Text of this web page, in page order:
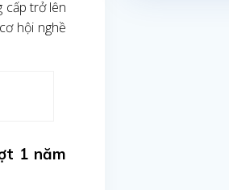
trở lên
hội nghề
1 năm